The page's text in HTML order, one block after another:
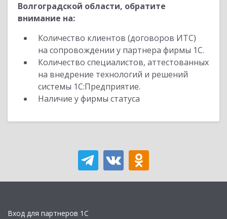
Волгоградской области, обратите
внимание на:
Количество клиентов (договоров ИТС)
на сопровождении у партнера фирмы 1С.
Количество специалистов, аттестованных
на внедрение технологий и решений
системы 1С:Предприятие.
Наличие у фирмы статуса
Вход для партнеров 1С